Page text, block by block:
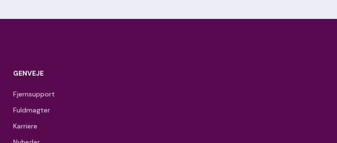
GENVEJE
Fjernsupport
Fuldmagter
Karriere